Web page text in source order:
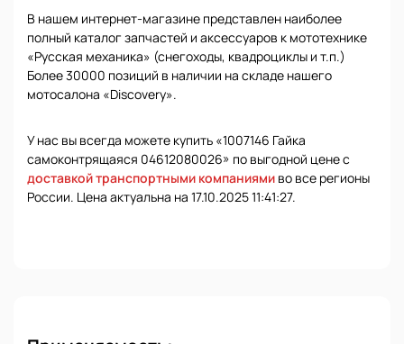
В нашем интернет-магазине представлен наиболее
полный каталог запчастей и аксессуаров к мототехнике
«Русская механика» (снегоходы, квадроциклы и т.п.)
Более 30000 позиций в наличии на складе нашего
мотосалона «Discovery».
У нас вы всегда можете купить «1007146 Гайка
самоконтрящаяся 04612080026» по выгодной цене с
доставкой транспортными компаниями во все регионы
России. Цена актуальна на 17.10.2025 11:41:27.